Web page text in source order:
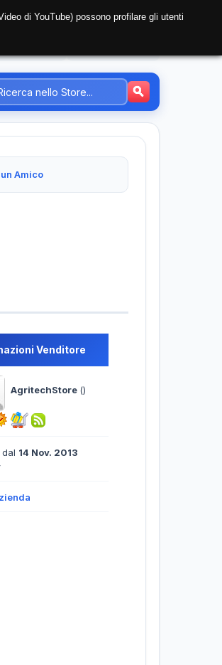
Amico
Venditore
AgritechStore ()
14 Nov. 2013
di YouTube) possono profilare gli utenti